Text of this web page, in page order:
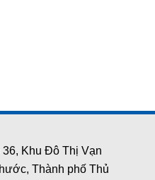
Khu Đô Thị Vạn
Thành phố Thủ